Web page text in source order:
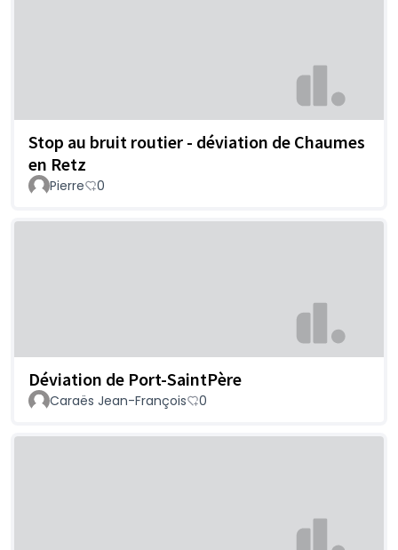
Stop au bruit routier - déviation de Chaumes
en Retz
Pierre 0
Déviation de Port-SaintPère
Caraës Jean-François 0